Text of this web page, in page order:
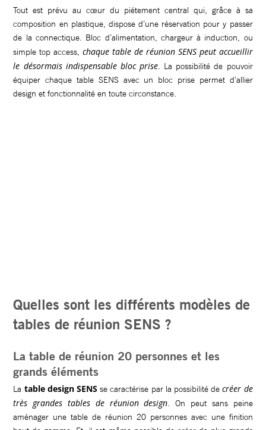
Tout est prévu au cœur du piétement central qui, grâce à sa
composition en plastique, dispose d’une réservation pour y passer
de la connectique. Bloc d’alimentation, chargeur à induction, ou
simple top access,chaque table de réunion SENS peut accueillir
le désormais indispensable bloc prise. La possibilité de pouvoir
équiper chaque table SENS avec un bloc prise permet d’allier
design et fonctionnalité en toute circonstance.
Quelles sont les différents modèles de
tables de réunion SENS ?
La table de réunion 20 personnes et les
grands éléments
La table design SENS se caractérise par la possibilité decréer de
très grandes tables de réunion design. On peut sans peine
aménager une table de réunion 20 personnes avec une finition